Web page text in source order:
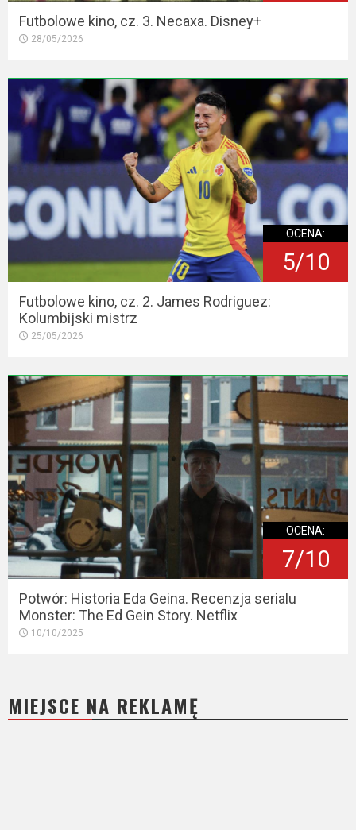
Futbolowe kino, cz. 3. Necaxa. Disney+
28/05/2026
OCENA:
5/10
Futbolowe kino, cz. 2. James Rodriguez:
Kolumbijski mistrz
25/05/2026
OCENA:
7/10
Potwór: Historia Eda Geina. Recenzja serialu
Monster: The Ed Gein Story. Netflix
10/10/2025
MIEJSCE NA REKLAMĘ